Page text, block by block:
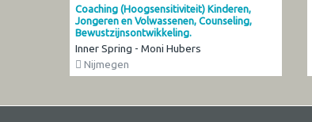
Coaching (Hoogsensitiviteit) Kinderen,
Jongeren en Volwassenen, Counseling,
Bewustzijnsontwikkeling.
Inner Spring - Moni Hubers
Nijmegen